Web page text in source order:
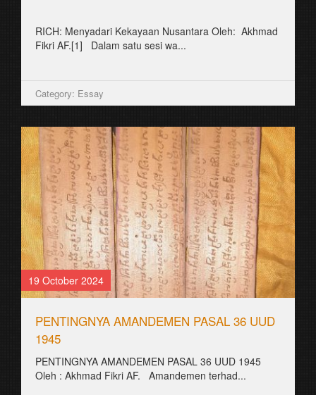
RICH: Menyadari Kekayaan Nusantara Oleh: Akhmad
Fikri AF.[1] Dalam satu sesi wa...
Category: Essay
19 October 2024
PENTINGNYA AMANDEMEN PASAL 36 UUD
1945
PENTINGNYA AMANDEMEN PASAL 36 UUD 1945
Oleh : Akhmad Fikri AF. Amandemen terhad...